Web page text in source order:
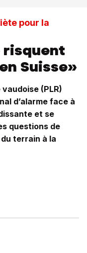
pour la
risquent
Suisse»
(PLR)
d’alarme face à
et se
questions de
terrain à la